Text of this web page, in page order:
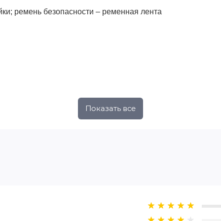
ремень безопасности – ременная лента
колесах: 180/240мм
Показать все